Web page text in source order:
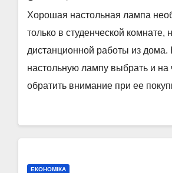
Хорошая настольная лампа
только в студенческой комнате,
дистанционной работы из дома.
настольную лампу выбрать и на
обратить внимание при ее
ЕКОНОМІКА